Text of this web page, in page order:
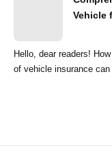
Vehicle
Hello, dear readers!
of vehicle insurance